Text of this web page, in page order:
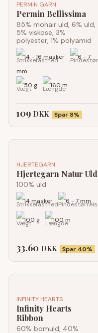
PERMIN GARN
Permin Bellissima
85% mohair uld, 6% uld,
5% viskose, 3%
polyester, 1% polyamid
14 - 16 masker
6 - 7
mm
50 g
160 m
109 DKK Spar 8%
HJERTEGARN
Hjertegarn Natur Uld
100% uld
14 masker 6 - 7 mm
100 g 100 m
33,60 DKK Spar 40%
INFINITY HEARTS
Infinity Hearts
Ribbon
60% bomuld, 40%